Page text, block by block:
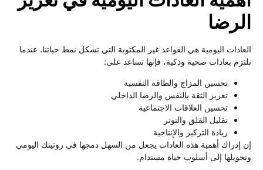
اليومية هي القواعد غير المكتوبة التي تشكل نمط حياتنا. عندما
بعادات صحية وذكية، فإنها تساعد على:
تحسين المزاج والطاقة النفسية
تعزيز الثقة بالنفس والرضا الداخلي
تحسين العلاقات الاجتماعية
تقليل القلق والتوتر
زيادة التركيز والإنتاجية
إدراك أهمية هذه العادات يجعل من السهل دمجها في روتينك اليومي
إلى أسلوب حياة مستدام.